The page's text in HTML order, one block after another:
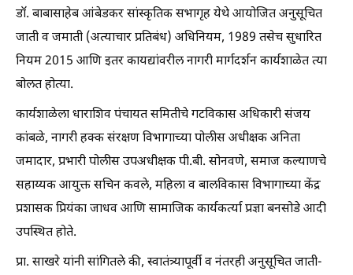
डॉ. बाबासाहेब आंबेडकर सांस्कृतिक सभागृह येथे आयोजित अनुसूचित
जाती व जमाती (अत्याचार प्रतिबंध) अधिनियम, 1989 तसेच सुधारित
नियम 2015 आणि इतर कायद्यांवरील नागरी मार्गदर्शन कार्यशाळेत त्या
बोलत होत्या.
कार्यशाळेला धाराशिव पंचायत समितीचे गटविकास अधिकारी संजय
कांबळे, नागरी हक्क संरक्षण विभागाच्या पोलीस अधीक्षक अनिता
जमादार, प्रभारी पोलीस उपअधीक्षक पी.बी. सोनवणे, समाज कल्याणचे
सहाय्यक आयुक्त सचिन कवले, महिला व बालविकास विभागाच्या केंद्र
प्रशासक प्रियंका जाधव आणि सामाजिक कार्यकर्त्या प्रज्ञा बनसोडे आदी
उपस्थित होते.
प्रा. साखरे यांनी सांगितले की, स्वातंत्र्यापूर्वी व नंतरही अनुसूचित जाती-